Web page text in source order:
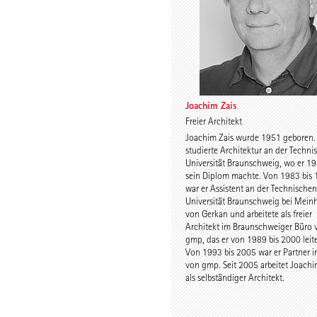
Kristina
Johann von Mansberg Stefan
Benjamin Gutsche
Assoc.
Tamke
Joachim Zais
Freier Architekt
Joachim Zais wurde 1951 geboren.
studierte Architektur an der
Universität Braunschweig, wo er
sein Diplom machte. Von 1983 bis
war er Assistent an der Technischen
Universität Braunschweig bei
von Gerkan und arbeitete als freier
Architekt im Braunschweiger Büro
gmp, das er von 1989 bis 2000
Von 1993 bis 2005 war er Partner
von gmp. Seit 2005 arbeitet
als selbständiger Architekt.